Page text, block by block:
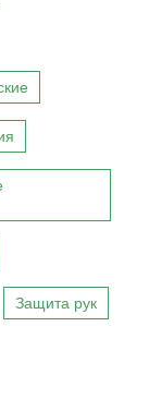
Защита рук